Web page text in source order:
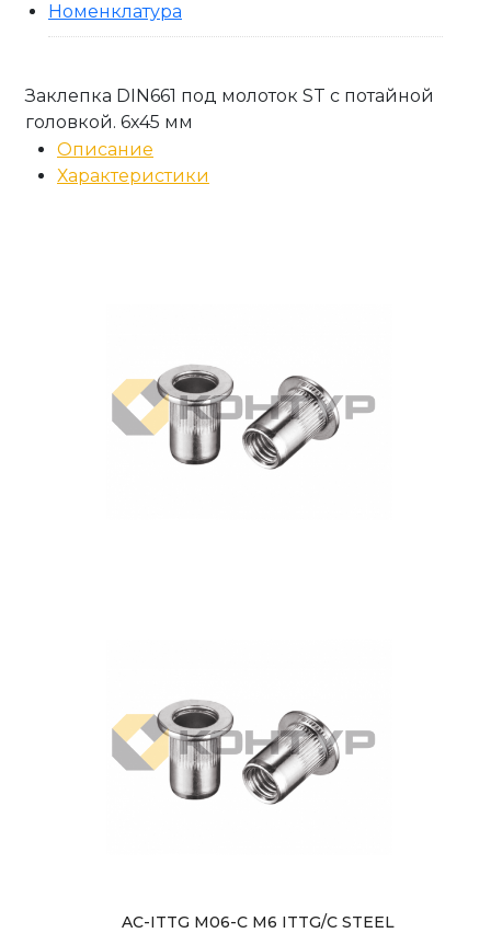
Номенклатура
Заклепка DIN661 под молоток ST с потайной
головкой. 6x45 мм
Описание
Характеристики
AC-ITTG M06-C M6 ITTG/C STEEL